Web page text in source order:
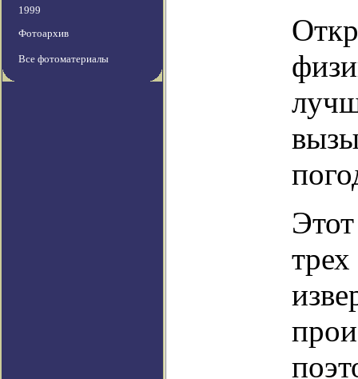
1999
Фотоархив
Все фотоматериалы